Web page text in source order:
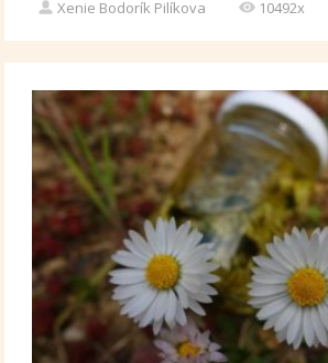
Xenie Bodorík Pilíkova 10492x